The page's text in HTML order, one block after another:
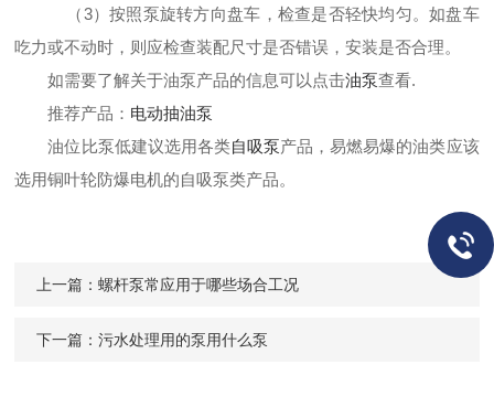
（3）按照泵旋转方向盘车，检查是否轻快均匀。如盘车
吃力或不动时，则应检查装配尺寸是否错误，安装是否合理。
如需要了解关于油泵产品的信息可以点击油泵查看.
推荐产品： 电动抽油泵
油位比泵低建议选用各类自吸泵产品，易燃易爆的油类应该
选用铜叶轮防爆电机的自吸泵类产品。
上一篇：螺杆泵常应用于哪些场合工况
下一篇：污水处理用的泵用什么泵